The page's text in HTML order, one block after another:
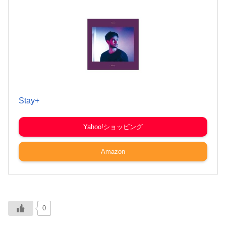
Stay+
Yahoo!ショッピング
Amazon
0